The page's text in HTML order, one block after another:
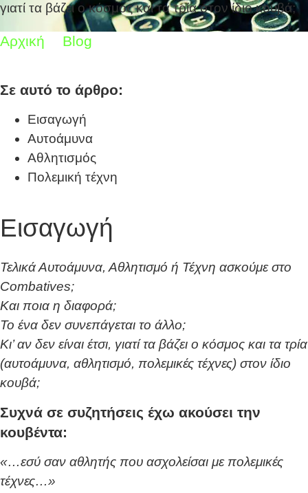
γιατί τα βάζει ο κόσμος και τα τρία στον ίδιο κουβά;
Αρχική Blog
Σε αυτό το άρθρο:
Εισαγωγή
Αυτοάμυνα
Αθλητισμός
Πολεμική τέχνη
Εισαγωγή
Τελικά Αυτοάμυνα, Αθλητισμό ή Τέχνη ασκούμε στο
Combatives;
Και ποια η διαφορά;
Το ένα δεν συνεπάγεται το άλλο;
Κι’ αν δεν είναι έτσι, γιατί τα βάζει ο κόσμος και τα τρία
(αυτοάμυνα, αθλητισμό, πολεμικές τέχνες) στον ίδιο
κουβά;
Συχνά σε συζητήσεις έχω ακούσει την
κουβέντα:
«…εσύ σαν αθλητής που ασχολείσαι με πολεμικές
τέχνες…»